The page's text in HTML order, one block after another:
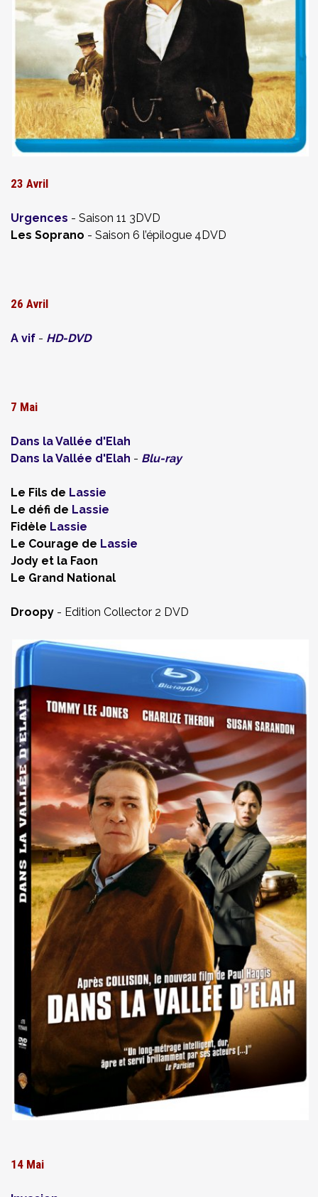
23 Avril
Urgences - Saison 11 3DVD
Les Soprano - Saison 6 l’épilogue 4DVD
26 Avril
A vif - HD-DVD
7 Mai
Dans la Vallée d'Elah
Dans la Vallée d'Elah - Blu-ray
Le Fils de Lassie
Le défi de Lassie
Fidèle Lassie
Le Courage de Lassie
Jody et la Faon
Le Grand National
Droopy - Edition Collector 2 DVD
14 Mai